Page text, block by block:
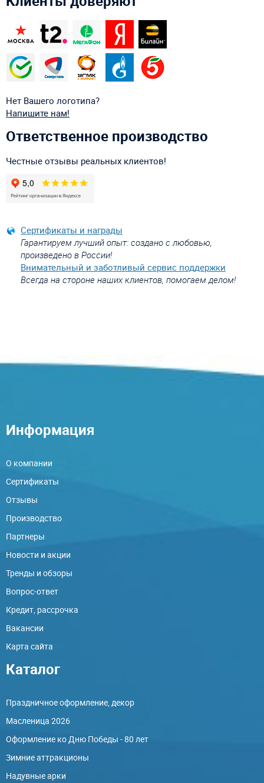
Нет Вашего логотипа?
Напишите нам!
Ответственное производство
Честные отзывы реальных клиентов!
Сертификаты и награды
Гарантируем лучший опыт: создано с любовью,
произведено в России!
Внимательный и заботливый сервис поддержки
Всегда на стороне наших клиентов, помогаем делом!
Информация
О компании
Сертификаты
Отзывы
Производство
Партнеры
Новости и акции
Тренды и обзоры
Вопрос-ответ
Кредит, рассрочка
Вакансии
Карта сайта
Каталог
Праздничное оформление, декор
Масленица 2026
Оформление ко Дню Победы - 80 лет
Зимние аттракционы
Надувные арки